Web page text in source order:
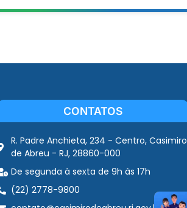
CONTATOS
R. Padre Anchieta, 234 - Centro, Casimiro
de Abreu - RJ, 28860-000
De segunda à sexta de 9h às 17h
(22) 2778-9800